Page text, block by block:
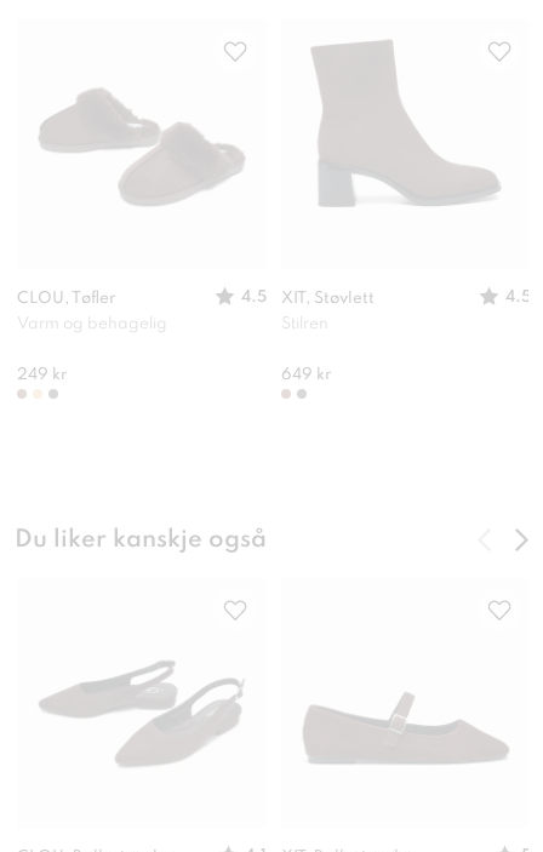
CLOU, Tøfler
4.5
Varm og behagelig
249 kr
XIT, Støvlett
4.5
Stilren
649 kr
Du liker kanskje også